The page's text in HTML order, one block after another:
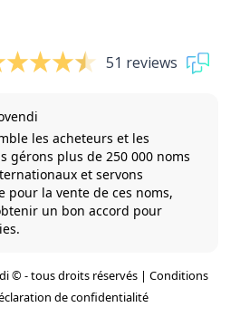
51 reviews
les acheteurs et les
gérons plus de 250 000 noms
et servons
pour la vente de ces noms,
un bon accord pour
© - tous droits réservés | Conditions
de confidentialité